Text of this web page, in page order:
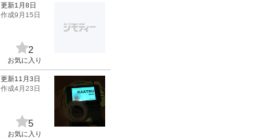
更新1月8日
作成9月15日
2
お気に入り
更新11月3日
作成4月23日
5
お気に入り